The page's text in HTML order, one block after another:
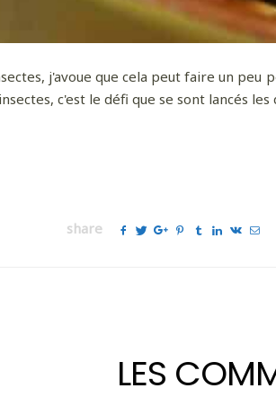
j'avoue que cela peut faire un peu
c'est le défi que se sont lancés
share
LES